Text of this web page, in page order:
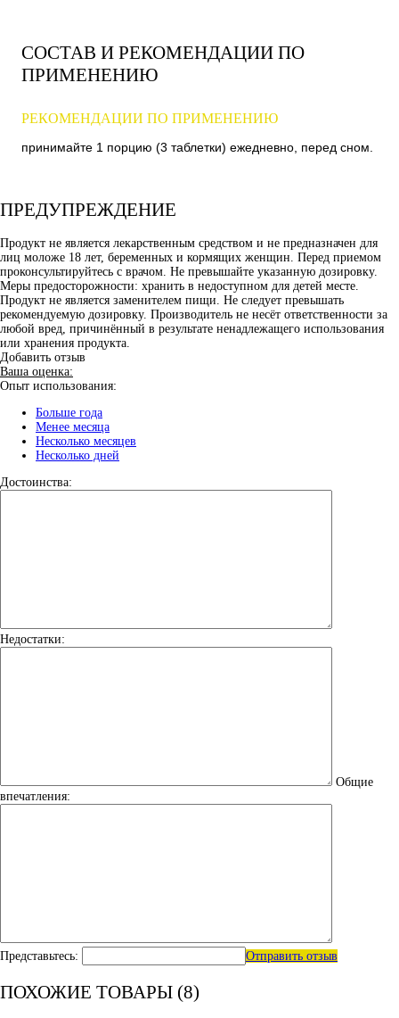
СОСТАВ И РЕКОМЕНДАЦИИ ПО
ПРИМЕНЕНИЮ
РЕКОМЕНДАЦИИ ПО ПРИМЕНЕНИЮ
принимайте 1 порцию (3 таблетки) ежедневно, перед сном.
ПРЕДУПРЕЖДЕНИЕ
Продукт не является лекарственным средством и не предназначен для
лиц моложе 18 лет, беременных и кормящих женщин. Перед приемом
проконсультируйтесь с врачом. Не превышайте указанную дозировку.
Меры предосторожности: хранить в недоступном для детей месте.
Продукт не является заменителем пищи. Не следует превышать
рекомендуемую дозировку. Производитель не несёт ответственности за
любой вред, причинённый в результате ненадлежащего использования
или хранения продукта.
Добавить отзыв
Ваша оценка:
Опыт использования:
Больше года
Менее месяца
Несколько месяцев
Несколько дней
Достоинства:
Недостатки:
Общие
впечатления:
Представьтесь: Отправить отзыв
ПОХОЖИЕ ТОВАРЫ (8)